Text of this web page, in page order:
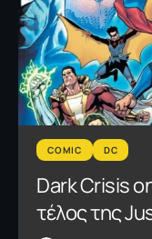
COMIC DC
Dark Crisis
τέλος της